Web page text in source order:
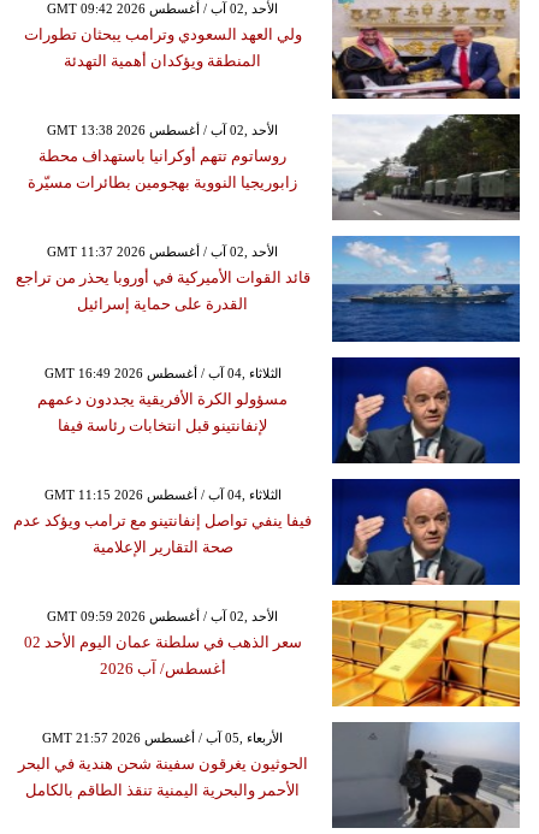
GMT 09:42 2026 الأحد ,02 آب / أغسطس
ولي العهد السعودي وترامب يبحثان تطورات
المنطقة ويؤكدان أهمية التهدئة
GMT 13:38 2026 الأحد ,02 آب / أغسطس
روساتوم تتهم أوكرانيا باستهداف محطة
زابوريجيا النووية بهجومين بطائرات مسيّرة
GMT 11:37 2026 الأحد ,02 آب / أغسطس
قائد القوات الأميركية في أوروبا يحذر من تراجع
القدرة على حماية إسرائيل
GMT 16:49 2026 الثلاثاء ,04 آب / أغسطس
مسؤولو الكرة الأفريقية يجددون دعمهم
لإنفانتينو قبل انتخابات رئاسة فيفا
GMT 11:15 2026 الثلاثاء ,04 آب / أغسطس
فيفا ينفي تواصل إنفانتينو مع ترامب ويؤكد عدم
صحة التقارير الإعلامية
GMT 09:59 2026 الأحد ,02 آب / أغسطس
سعر الذهب في سلطنة عمان اليوم الأحد 02
أغسطس/ آب 2026
GMT 21:57 2026 الأربعاء ,05 آب / أغسطس
الحوثيون يغرقون سفينة شحن هندية في البحر
الأحمر والبحرية اليمنية تنقذ الطاقم بالكامل